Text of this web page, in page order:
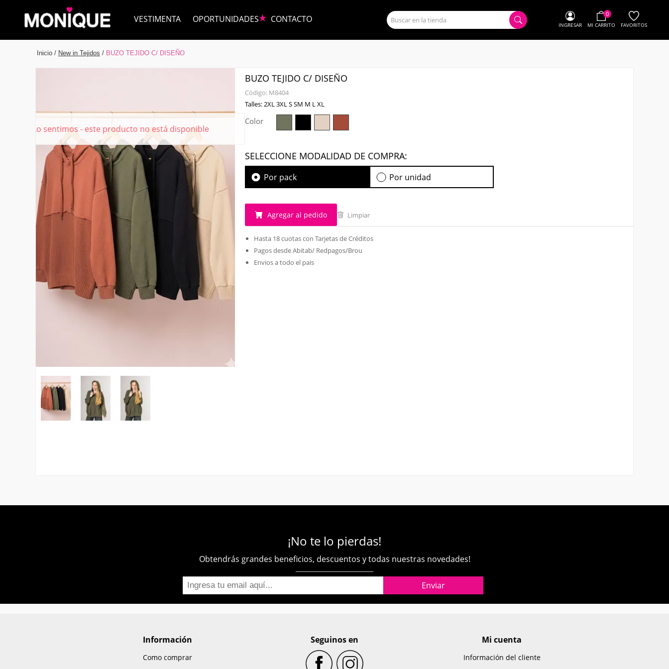
0
MI CARRITO FAVORITOS
INGRESAR
VESTIMENTA OPORTUNIDADES CONTACTO
Inicio / New in Tejidos / BUZO TEJIDO C/ DISEÑO
BUZO TEJIDO C/ DISEÑO
Código: M8404
Talles: 2XL 3XL S SM M L XL
Color
Lo sentimos - este producto no está disponible
SELECCIONE MODALIDAD DE COMPRA:
Por pack Por unidad
Agregar al pedido Limpiar
Hasta 18 cuotas con Tarjetas de Créditos
Pagos desde Abitab/ Redpagos/Brou
Envios a todo el pais
¡No te lo pierdas!
Obtendrás grandes beneficios, descuentos y todas nuestras novedades!
Información
Como comprar
Seguinos en Mi cuenta
Información del cliente